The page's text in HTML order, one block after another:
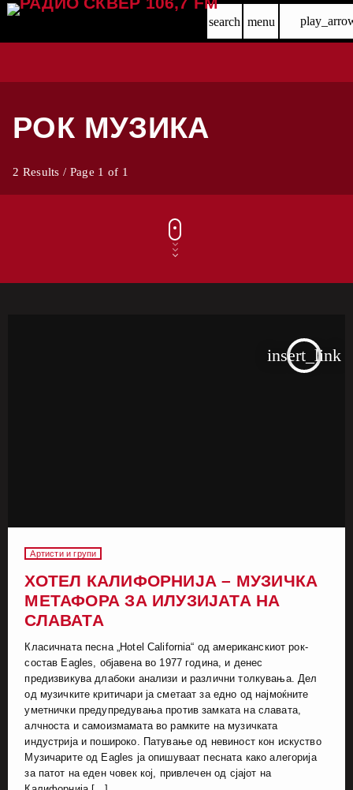
search menu
РОК МУЗИКА
2 Results / Page 1 of 1
insert_link
Артисти и групи
ХОТЕЛ КАЛИФОРНИЈА – МУЗИЧКА
МЕТАФОРА ЗА ИЛУЗИЈАТА НА
СЛАВАТА
Класичната песна „Hotel California“ од американскиот рок-
состав Eagles, објавена во 1977 година, и денес
предизвикува длабоки анализи и различни толкувања. Дел
од музичките критичари ја сметаат за едно од најмоќните
уметнички предупредувања против замката на славата,
алчноста и самоизмамата во рамките на музичката
индустрија и пошироко. Патување од невиност кон искуство
Музичарите од Eagles ја опишуваат песната како алегорија
за патот на еден човек кој, привлечен од сјајот на